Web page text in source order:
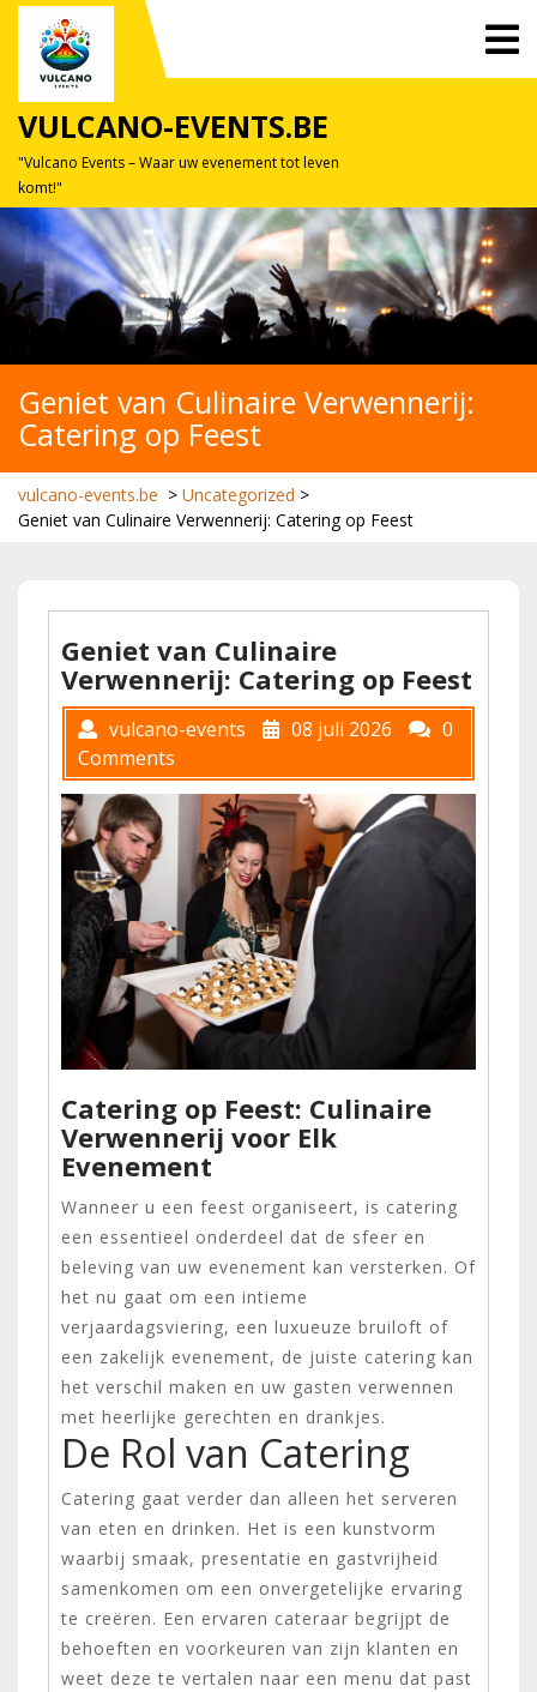
Skip
content
VULCANO-EVENTS.BE
"Vulcano Events – Waar uw evenement tot leven
komt!"
Geniet van Culinaire Verwennerij:
Catering op Feest
vulcano-events.be > Uncategorized >
Geniet van Culinaire Verwennerij: Catering op Feest
Geniet van Culinaire
Verwennerij: Catering op Feest
vulcano-events 08 juli 2026
0
Comments
Catering op Feest: Culinaire
Verwennerij voor Elk
Evenement
Wanneer u een feest organiseert, is catering
een essentieel onderdeel dat de sfeer en
beleving van uw evenement kan versterken. Of
het nu gaat om een intieme
verjaardagsviering, een luxueuze bruiloft of
een zakelijk evenement, de juiste catering kan
het verschil maken en uw gasten verwennen
met heerlijke gerechten en drankjes.
De Rol van Catering
Catering gaat verder dan alleen het serveren
van eten en drinken. Het is een kunstvorm
waarbij smaak, presentatie en gastvrijheid
samenkomen om een onvergetelijke ervaring
te creëren. Een ervaren cateraar begrijpt de
behoeften en voorkeuren van zijn klanten en
weet deze te vertalen naar een menu dat past